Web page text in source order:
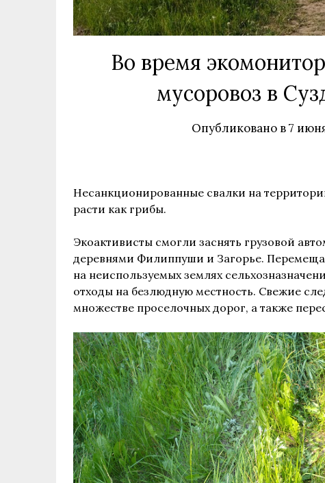
Во время
мусоровоз в
Опубликовано в7
Несанкционированные свалки на
расти как грибы.
Экоактивисты смогли заснять грузовой
деревнями Филиппуши и Загорье.
на неиспользуемых землях
отходы на безлюдную местность. Свежие
множестве проселочных дорог, а также